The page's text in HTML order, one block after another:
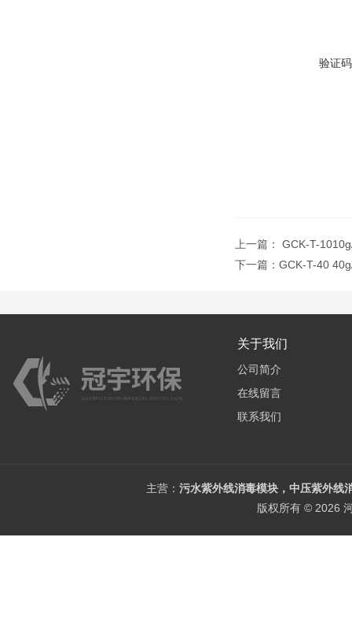
验证
上一篇： GCK-T-
下一篇： GCK-T-40
关于我们
公司简介
在线留言
联系我们
主营： 污水紫外线消毒模块，中压紫外线
版权所有 © 2026